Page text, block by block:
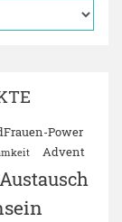
Power
Advent
Austausch